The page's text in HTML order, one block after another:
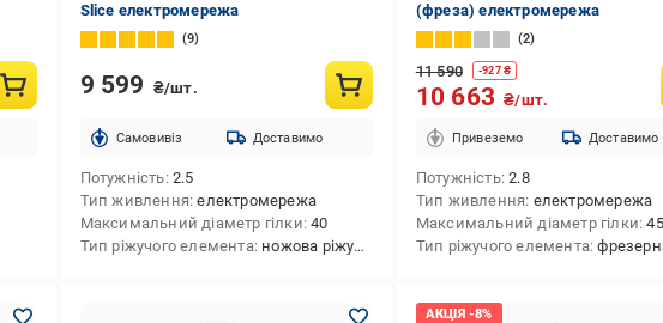
Slice електромережа
9
9 599 ₴/шт.
Cамовивіз Доставимо
Потужність 2.5
Тип живлення електромережа
Максимальний діаметр гілки 40
Тип ріжучого елемента ножова ріжуча система
(фреза) електромережа
2
11 590 -927₴
10 663 ₴/шт.
Привеземо Доставимо
Потужність 2.8
Тип живлення електромережа
Максимальний діаметр гілки 45
Тип ріжучого елемента фрезерна